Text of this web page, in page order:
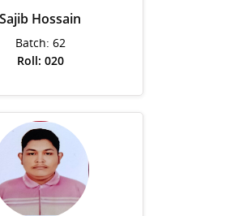
Sajib Hossain
Batch: 62
Roll: 020